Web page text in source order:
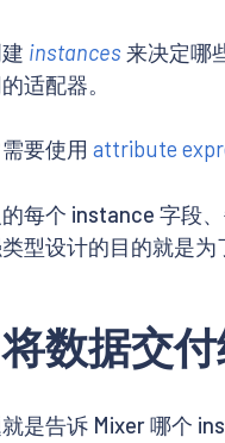
instances 来决定哪
适配器。
要使用 attribute
每个 instance 字段
型设计的目的就是为
数据交
是告诉 Mixer 哪个